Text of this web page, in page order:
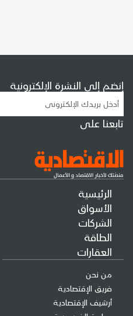
الرئيسية
الأسواق
الشركات
الطاقة
العقارات
من نحن
فريق الإقتصادية
أرشيف الإقتصادية
إنضم إلى النشرة الإلكترونية
تابعنا على